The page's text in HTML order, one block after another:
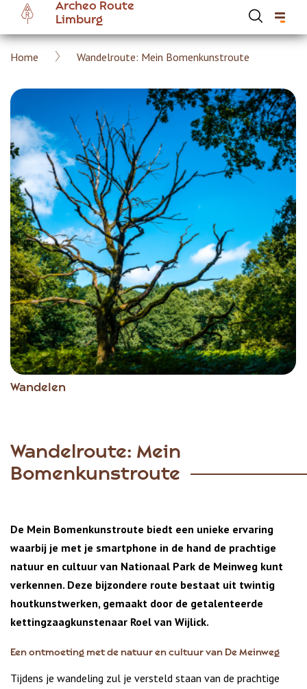
Overslaan
naar
gaan
Archeo Route
Limburg
Kruimelpad
Home Wandelroute: Mein Bomenkunstroute
Wandelen
Wandelroute: Mein
Bomenkunstroute
De Mein Bomenkunstroute biedt een unieke ervaring
waarbij je met je smartphone in de hand de prachtige
natuur en cultuur van Nationaal Park de Meinweg kunt
verkennen. Deze bijzondere route bestaat uit twintig
houtkunstwerken, gemaakt door de getalenteerde
kettingzaagkunstenaar Roel van Wijlick.
Een ontmoeting met de natuur en cultuur van De Meinweg
Tijdens je wandeling zul je versteld staan van de prachtige